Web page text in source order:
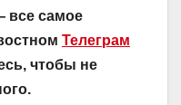
все самое
Телеграм
чтобы не